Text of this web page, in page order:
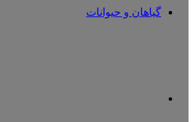
گیاهان و حیوانات